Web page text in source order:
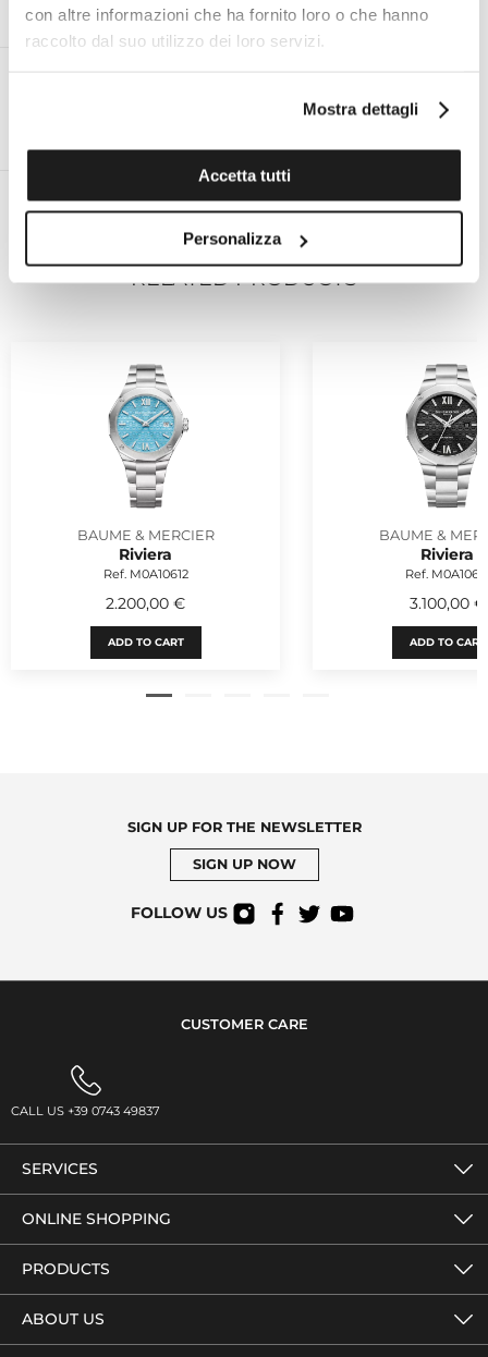
con altre informazioni che ha fornito loro o che hanno
raccolto dal suo utilizzo dei loro servizi.
Mostra dettagli
Accetta tutti
Personalizza
ON DEMAND PERSONAL EXPERT
OFFICIAL TECHNICAL ASSISTANCE
ORDERS GREATER THAN €99
RELATED PRODUCTS
BAUME & MERCIER
Riviera
Ref. M0A10612
2.200,00 €
ADD TO CART
BAUME &
Riviera
Ref.
3.100,00 €
ADD TO CART
SIGN UP FOR THE NEWSLETTER
SIGN UP NOW
FOLLOW US
CUSTOMER CARE
CALL US +39 0743 49837
SERVICES
ONLINE SHOPPING
PRODUCTS
ABOUT US